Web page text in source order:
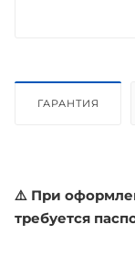
ГАРАНТИЯ
⚠️ При
требуется